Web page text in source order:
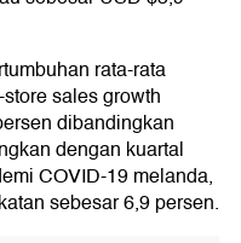
rata-rata
sales growth
dibandingkan
dengan kuartal
COVID-19 melanda,
sebesar 6,9 persen.